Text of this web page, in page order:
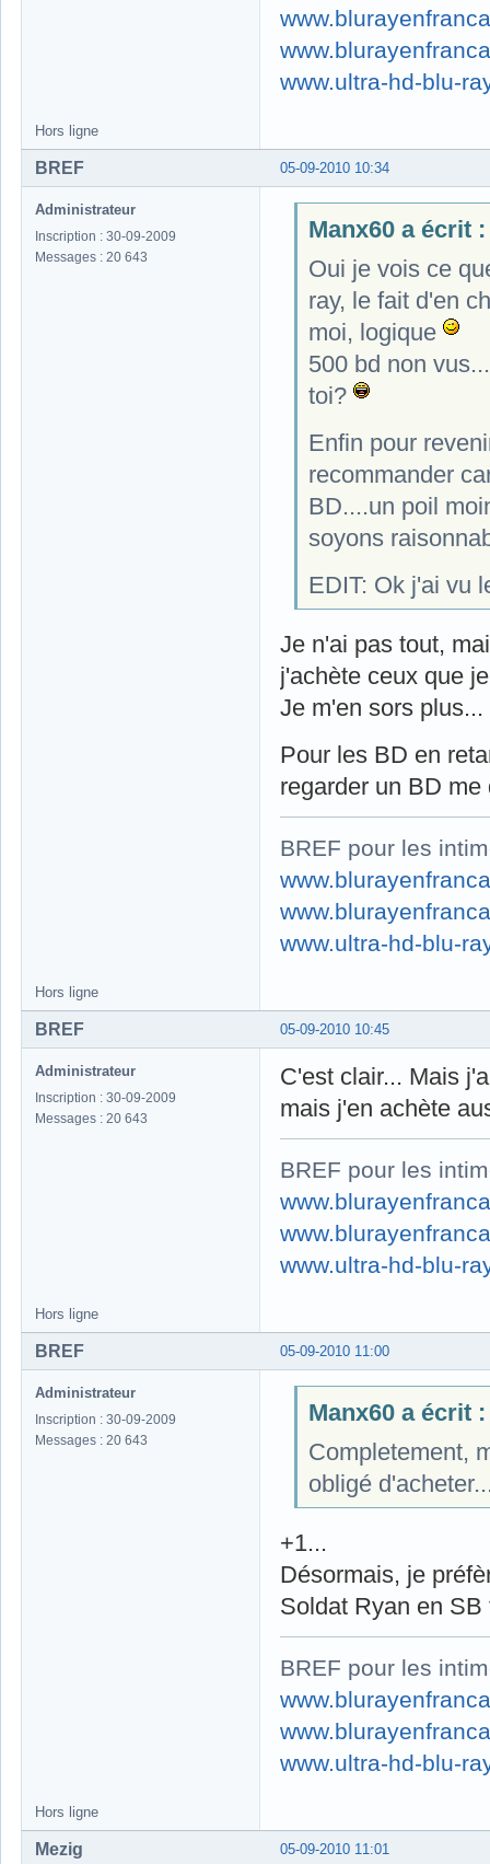
www.ultra-hd-blu-
Hors ligne
05-09-2010 10:34
BREF
Administrateur
Inscription : 30-09-2009
Messages : 20 643
Manx60 a écrit :
Oui je vois ce
ray, le fait d'en
moi, logique
500 bd non
toi?
Enfin pour
recommander
BD....un poil
soyons
EDIT: Ok j'ai vu
Je n'ai pas tout,
j'achète ceux que
Je m'en sors plus...
Pour les BD en
regarder un BD
BREF pour les
www.ultra-hd-blu-
Hors ligne
05-09-2010 10:45
BREF
Administrateur
Inscription : 30-09-2009
Messages : 20 643
C'est clair... Mais
mais j'en achète
BREF pour les
www.ultra-hd-blu-
Hors ligne
05-09-2010 11:00
BREF
Administrateur
Inscription : 30-09-2009
Messages : 20 643
Manx60 a écrit :
Completement,
obligé
+1...
Désormais, je
Soldat Ryan en SB
BREF pour les
www.ultra-hd-blu-
Hors ligne
05-09-2010 11:01
Mezig